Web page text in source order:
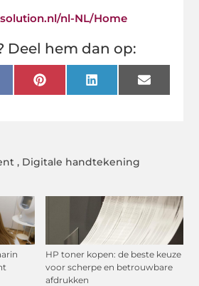
HP toner kopen: de beste keuze
voor scherpe en betrouwbare
afdrukken
nl-NL/Home
Deel hem dan op:
PinterestLinkedInEmail
, Digitale handtekening